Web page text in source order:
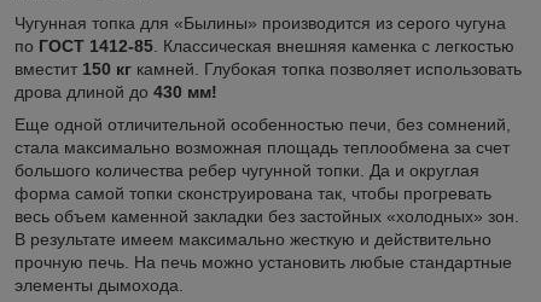
Чугунная топка для «Былины» производится из серого чугуна
по ГОСТ 1412-85 . Классическая внешняя каменка с легкостью
вместит 150 кг камней. Глубокая топка позволяет использовать
дрова длиной до 430 мм!
Еще одной отличительной особенностью печи, без сомнений,
стала максимально возможная площадь теплообмена за счет
большого количества ребер чугунной топки. Да и округлая
форма самой топки сконструирована так, чтобы прогревать
весь объем каменной закладки без застойных «холодных» зон.
В результате имеем максимально жесткую и действительно
прочную печь. На печь можно установить любые стандартные
элементы дымохода.